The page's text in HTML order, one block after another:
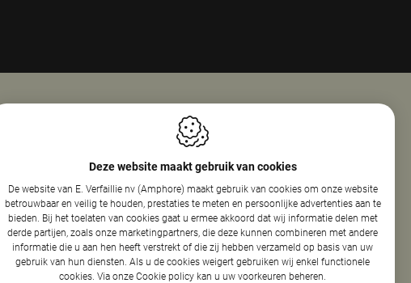
E. Verfaillie Nv (Amphore)
8800 Roeselare
België
BTW: BE 0440.154.326
051 22 86 50
info@amphore.be
Openingsuren
Maandag
08:00 - 18:00
Dinsdag
13:30 - 17:30
Woensdag
08:00 - 12:30
13:30 - 17:30
Donderdag
08:00 - 12:30
13:30 - 17:30
Vrijdag
08:00 - 13:30
Deze website maakt gebruik van cookies
De website van E. Verfaillie nv (Amphore) maakt gebruik van cookies om onze website
betrouwbaar en veilig te houden, prestaties te meten en persoonlijke advertenties aan te
bieden. Bij het toelaten van cookies gaat u ermee akkoord dat wij informatie delen met
derde partijen, zoals onze marketingpartners, die deze kunnen combineren met andere
informatie die u aan hen heeft verstrekt of die zij hebben verzameld op basis van uw
gebruik van hun diensten. Als u de cookies weigert gebruiken wij enkel functionele
cookies. Via onze Cookie policy kan u uw voorkeuren beheren.